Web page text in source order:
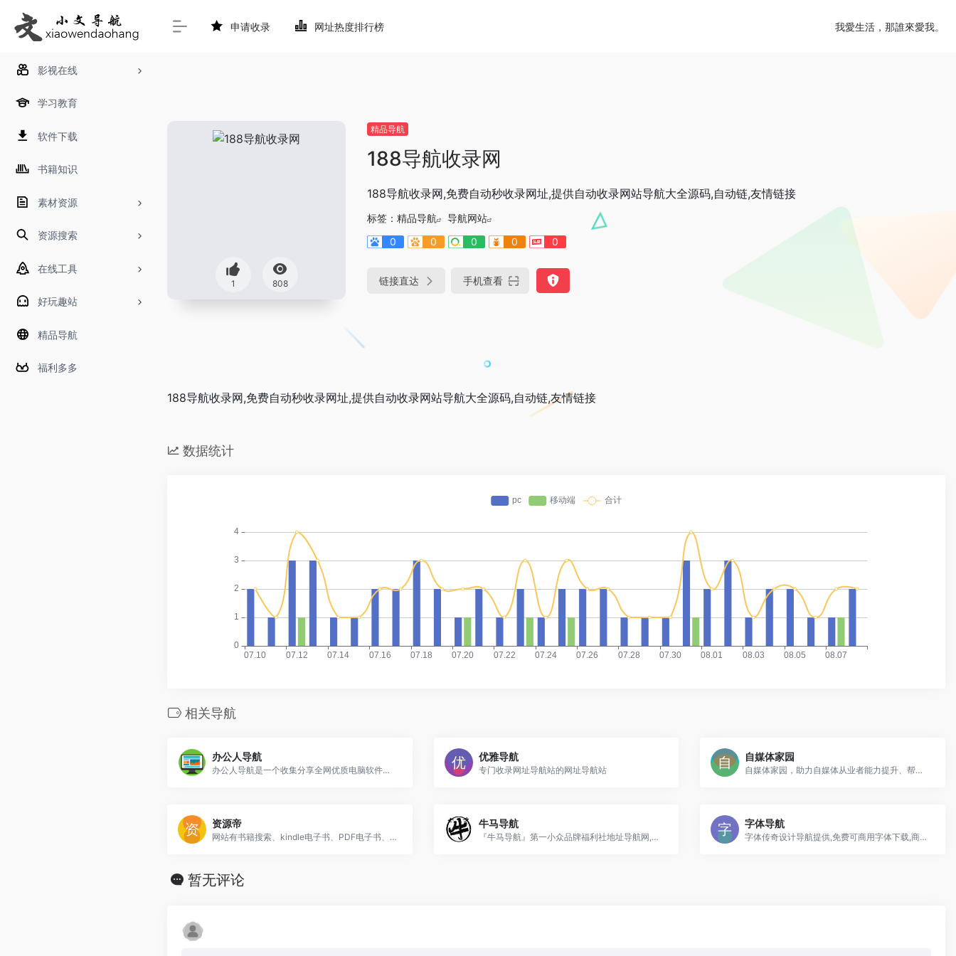
影视在线
学习教育
软件下载
书籍知识
素材资源
资源搜索
在线工具
好玩趣站
精品导航
福利多多
申请收录 网址热度排行榜 我愛生活，那誰來愛我。
1 808
精品导航
188导航收录网
188导航收录网,免费自动秒收录网址,提供自动收录网站导航大全源码,自动链,友情链接
标签： 精品导航
导航网站
0
0 0 0 0
链接直达 手机查看
188导航收录网,免费自动秒收录网址,提供自动收录网站导航大全源码,自动链,友情链接
数据统计
相关导航
办公人导航
办公人导航是一个收集分享全网优质电脑软件、手机APP、实用在线工具、优秀网站的导航网站。分享的主要内容有办公人常用的在线工具、办公娱乐相关软件、职场学习相关网站以及日常生活中各类实用有趣的网站网址等。办公人导航网站分享的内容非常适合日常办公及生活娱乐使用，欢迎大家收藏分享本站。办公人导航让优秀的网站、软件、工具被更多的人发现和使用！
优雅导航
专门收录网址导航站的网址导航站
自媒体家园
自媒体家园，助力自媒体从业者能力提升、帮助上班族副业发展。做最懂你的自媒体导航网站！学自媒体，找素材，找灵感，找教程，就来自媒体导航网！
资源帝
网站有书籍搜索、kindle电子书、PDF电子书、杂志漫画、数字古籍、外文电子书、书单书评等，这个可能是全网最全最大的优质电子书导航网站
牛马导航
『牛马导航』第一小众品牌福利社地址导航网,福利在线新地址,宅男宅女备用好站,看么福利网是汇集网络一些鲜为人知的第一
字体导航
字体传奇设计导航提供,免费可商用字体下载,商用图片网站,中英文字体下载,书法字体下载,字库字体下载,字体下载大全,PSD矢量素材下载,在线LOGO生成,等海量设计师学习导航,字体...
暂无评论